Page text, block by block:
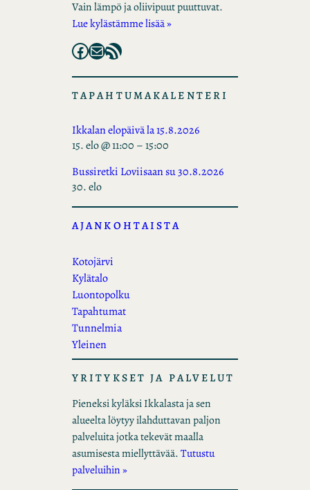
Vain lämpö ja oliivipuut puuttuvat.
Lue kylästämme lisää »
Facebook Mail RSS Feed
TAPAHTUMAKALENTERI
Ikkalan elopäivä la 15.8.2026
15. elo @ 11:00 –15:00
Bussiretki Loviisaan su 30.8.2026
30. elo
AJANKOHTAISTA
Kotojärvi
Kylätalo
Luontopolku
Tapahtumat
Tunnelmia
Yleinen
YRITYKSET JA PALVELUT
Pieneksi kyläksi Ikkalasta ja sen
alueelta löytyy ilahduttavan paljon
palveluita jotka tekevät maalla
asumisesta miellyttävää.Tutustu
palveluihin »